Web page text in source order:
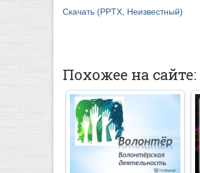
Скачать (PPTX, Неизвестный)
Похожее на сайте: